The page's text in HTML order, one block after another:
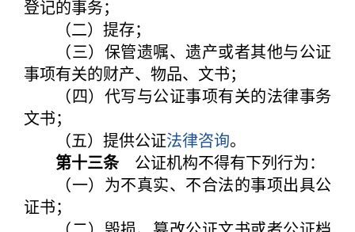
登记的事务；
（二）提存；
（三）保管遗嘱、遗产或者其他与公证
事项有关的财产、物品、文书；
（四）代写与公证事项有关的法律事务
文书；
（五）提供公证法律咨询。
第十三条公证机构不得有下列行为：
（一）为不真实、不合法的事项出具公
证书；